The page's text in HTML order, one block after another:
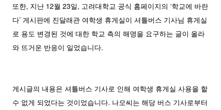
또한, 지난 12월 23일, 고려대학교 공식 홈페이지의 ‘학교에 바란
다’ 게시판에 진달래관 여학생 휴게실이 셔틀버스 기사님 휴게실
로 용도 변경된 것에 대한 학교 측의 해명을 요구하는 글이 올라
와 뜨거운 반응이 일었습니다.
게시글의 내용은 셔틀버스 기사로 인해 여학생 휴게실 사용을 할
수 없게 되었다는 것이었습니다. 나모씨는 해당 버스 기사로부터